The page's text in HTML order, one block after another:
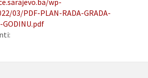
wp-
03/PDF-PLAN-RADA-GRADA-
GODINU.pdf